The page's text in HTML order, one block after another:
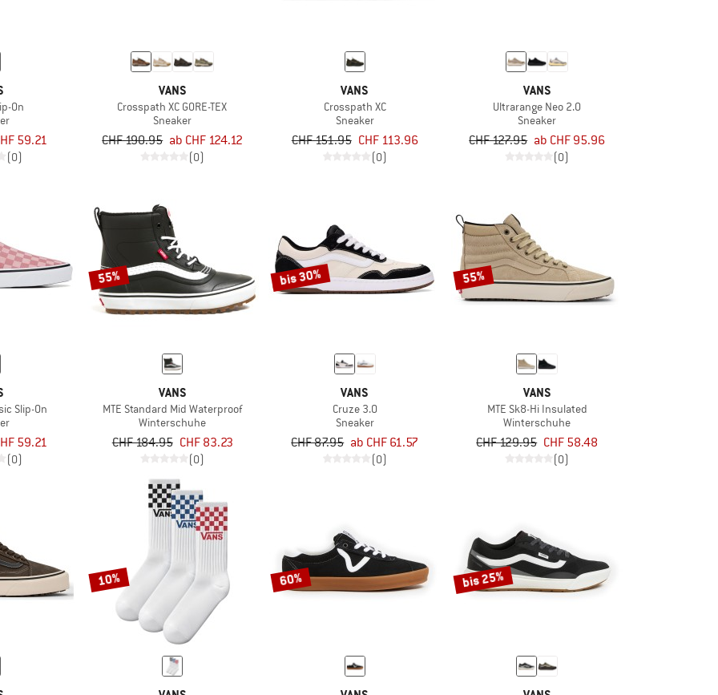
On
59.21
(0)
VANS
Crosspath XC GORE-TEX
Sneaker
CHF 190.95 ab CHF 124.12
(0)
VANS
Crosspath XC
Sneaker
CHF 151.95 CHF 113.96
(0)
VANS
Ultrarange Neo 2.0
Sneaker
CHF 127.95 ab CHF 95.96
(0)
Slip-On
59.21
(0)
55%
VANS
MTE Standard Mid Waterproof
Winterschuhe
CHF 184.95 CHF 83.23
(0)
bis 30%
VANS
Cruze 3.0
Sneaker
CHF 87.95 ab CHF 61.57
(0)
55%
VANS
MTE Sk8-Hi Insulated
Winterschuhe
CHF 129.95 CHF 58.48
(0)
10% 60% bis 25%